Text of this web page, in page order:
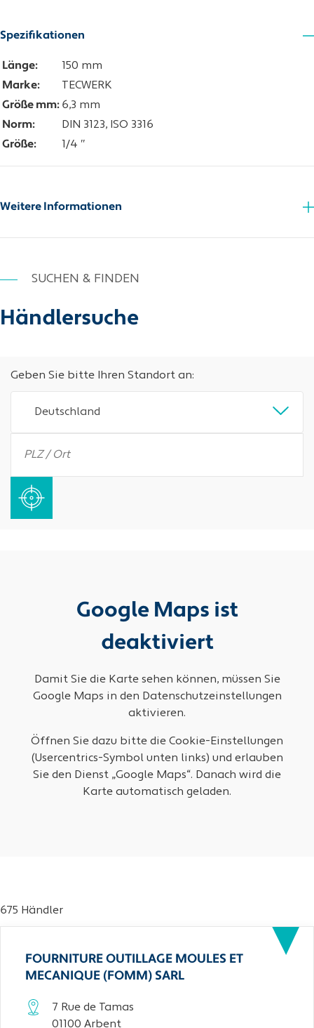
Spezifikationen
Länge:
150 mm
Marke:
TECWERK
Größe mm: 6,3 mm
Norm:
DIN 3123, ISO 3316
Größe:
1/4 ″
Weitere Informationen
SUCHEN & FINDEN
Händlersuche
Geben Sie bitte Ihren Standort an:
Deutschland
Google Maps ist
deaktiviert
Damit Sie die Karte sehen können, müssen Sie
Google Maps in den Datenschutzeinstellungen
aktivieren.
Öffnen Sie dazu bitte die Cookie-Einstellungen
(Usercentrics-Symbol unten links) und erlauben
Sie den Dienst „Google Maps“. Danach wird die
Karte automatisch geladen.
675 Händler
FOURNITURE OUTILLAGE MOULES ET
MECANIQUE (FOMM) SARL
7 Rue de Tamas
01100 Arbent